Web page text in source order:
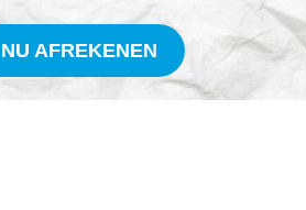
NU AFREKENEN